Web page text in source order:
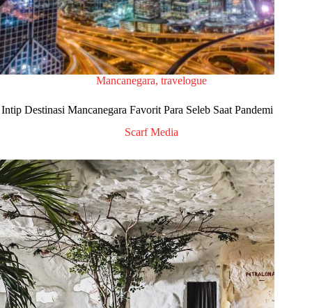
Mancanegara, travelogue
Intip Destinasi Mancanegara Favorit Para Seleb Saat Pandemi
Scarf Media